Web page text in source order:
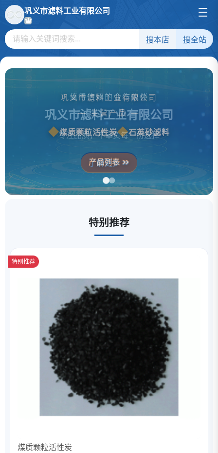
巩义市滤料工业有限公司
搜本店 搜全站
值得信赖的合作伙伴
巩义市滤料工业有限公司
专注品质，不辜负每一份选择
了解更多
巩义市滤料工业有限公司
— 主营产品 —
煤质颗粒活性炭
石英砂滤料
产品列表
特别推荐
特别推荐
煤质颗粒活性炭